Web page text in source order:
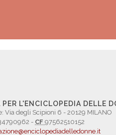
PER L'ENCICLOPEDIA DELLE
Via degli Scipioni 6 - 20129 MILANO
- CF 97562510152